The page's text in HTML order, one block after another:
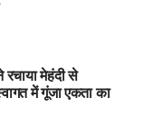
रचाया मेहंदी से
में गूंजा एकता का